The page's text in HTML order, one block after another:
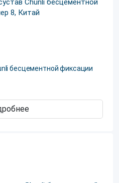
бесцементной фиксации